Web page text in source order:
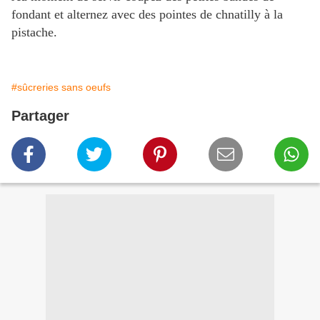
fondant et alternez avec des pointes de chnatilly à la
pistache.
#sûcreries sans oeufs
Partager